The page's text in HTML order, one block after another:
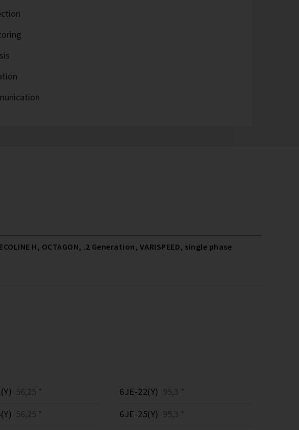
H, OCTAGON, .2 Generation, VARISPEED, single phase
56,25 *
56,25 *
6JE-22(Y) 95,3 *
6JE-25(Y) 95,3 *